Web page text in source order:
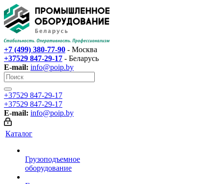
+7 (499) 380-77-90 - Москва
+37529 847-29-17‬ - Беларусь
E-mail: info@poip.by
+37529 847-29-17‬
+37529 847-29-17‬
E-mail: info@poip.by
Каталог
Грузоподъемное
оборудование